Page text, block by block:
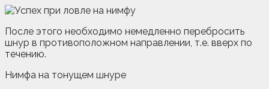
После этого необходимо немедленно перебросить
шнур в противоположном направлении, т.е. вверх по
течению.
Нимфа на тонущем шнуре